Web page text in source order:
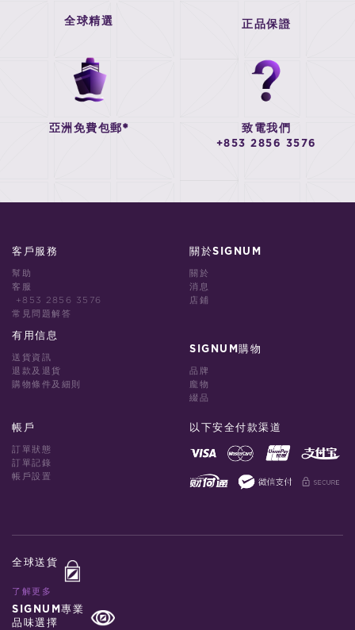
全球精選 正品保證
亞洲免費包郵* 致電我們
+853 2856 3576
客戶服務
幫助
客服
+853 2856 3576
常見問題解答
有用信息
送貨資訊
退款及退貨
購物條件及細則
關於SIGNUM
關於
消息
店鋪
SIGNUM購物
品牌
龐物
綴品
帳戶
訂單狀態
訂單記錄
帳戶設置
以下安全付款渠道
全球送貨
了解更多
SIGNUM專業
品味選擇